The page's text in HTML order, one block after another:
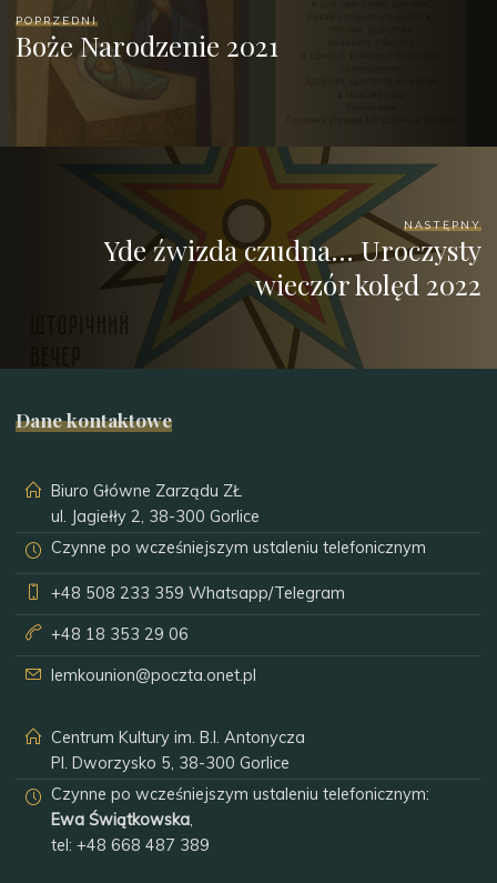
POPRZEDNI
Boże Narodzenie 2021
NASTĘPNY
Yde źwizda czudna… Uroczysty
wieczór kolęd 2022
Dane kontaktowe
Biuro Główne Zarządu ZŁ
ul. Jagiełły 2, 38-300 Gorlice
Czynne po wcześniejszym ustaleniu telefonicznym
+48 508 233 359 Whatsapp/Telegram
+48 18 353 29 06
lemkounion@poczta.onet.pl
Centrum Kultury im. B.I. Antonycza
Pl. Dworzysko 5, 38-300 Gorlice
Czynne po wcześniejszym ustaleniu telefonicznym:
Ewa Świątkowska,
tel:+48 668 487 389